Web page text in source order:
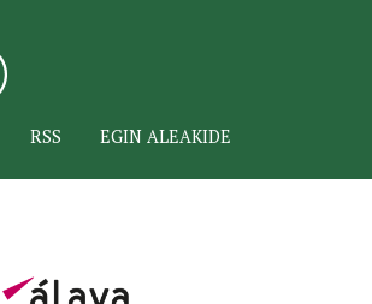
RSS EGIN ALEAKIDE